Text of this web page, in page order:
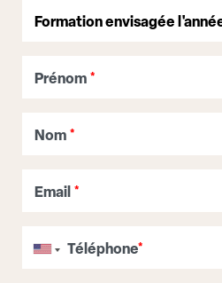
Prénom *
Nom *
Email *
Téléphone*